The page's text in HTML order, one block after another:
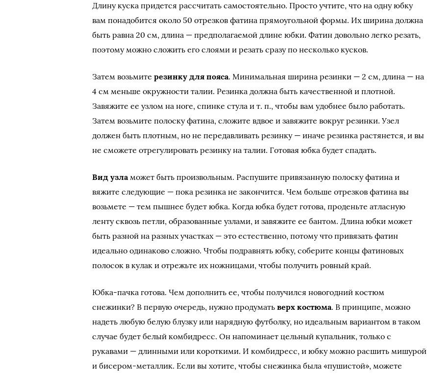
Длину куска придется рассчитать самостоятельно. Просто учтите, что на одну юбку
вам понадобится около 50 отрезков фатина прямоугольной формы. Их ширина должна
быть равна 20 см, длина — предполагаемой длине юбки. Фатин довольно легко резать,
поэтому можно сложить его слоями и резать сразу по несколько кусков.
Затем возьмитерезинку для пояса. Минимальная ширина резинки — 2 см, длина — на
4 см меньше окружности талии. Резинка должна быть качественной и плотной.
Завяжите ее узлом на ноге, спинке стула и т. п., чтобы вам удобнее было работать.
Затем возьмите полоску фатина, сложите вдвое и завяжите вокруг резинки. Узел
должен быть плотным, но не передавливать резинку — иначе резинка растянется, и вы
не сможете отрегулировать резинку на талии. Готовая юбка будет спадать.
Вид узламожет быть произвольным. Распушите привязанную полоску фатина и
вяжите следующие — пока резинка не закончится. Чем больше отрезков фатина вы
возьмете — тем пышнее будет юбка. Когда юбка будет готова, проденьте атласную
ленту сквозь петли, образованные узлами, и завяжите ее бантом. Длина юбки может
быть разной на разных участках — это естественно, потому что привязать фатин
идеально одинаково сложно. Чтобы подравнять юбку, соберите концы фатиновых
полосок в кулак и отрежьте их ножницами, чтобы получить ровный край.
Юбка-пачка готова. Чем дополнить ее, чтобы получился новогодний костюм
снежинки? В первую очередь, нужно продуматьверх костюма. В принципе, можно
надеть любую белую блузку или нарядную футболку, но идеальным вариантом в таком
случае будет белый комбидресс. Он напоминает цельный купальник, только с
рукавами — длинными или короткими. И комбидресс, и юбку можно расшить мишурой
и бисером-металлик. Если вы хотите, чтобы снежинка была «пушистой», можете